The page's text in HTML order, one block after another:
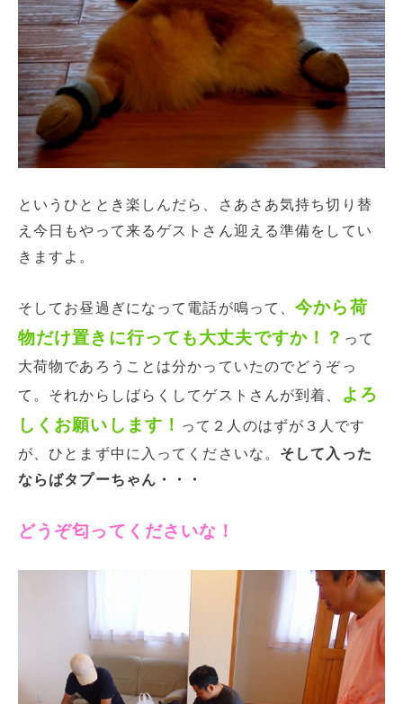
というひととき楽しんだら、さあさあ気持ち切り替
え今日もやって来るゲストさん迎える準備をしてい
きますよ。
そしてお昼過ぎになって電話が鳴って、今から荷
物だけ置きに行っても大丈夫ですか！？ って
大荷物であろうことは分かっていたのでどうぞっ
て。それからしばらくしてゲストさんが到着、
よろ
しくお願いします！ って２人のはずが３人です
が、ひとまず中に入ってくださいな。 そして入った
ならばタプーちゃん・・・
どうぞ匂ってくださいな！